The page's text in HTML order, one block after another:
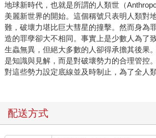
地球新時代，也就是所謂的人類世（
美麗新世界的開始。這個稱號只表明人類對
難，破壞力堪比巨大彗星的撞擊。然而身為
造的罪孽卻大不相同。事實上是少數人為了
生蟲無異，但絕大多數的人卻得承擔其後果
是知識與見解，而是對破壞勢力的合理管控
對這些勢力設定底線並及時制止，為了全人
配送方式